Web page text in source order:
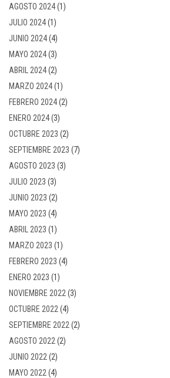
AGOSTO 2024(1)
JULIO 2024(1)
JUNIO 2024(4)
MAYO 2024(3)
ABRIL 2024(2)
MARZO 2024(1)
FEBRERO 2024(2)
ENERO 2024(3)
OCTUBRE 2023 (2)
SEPTIEMBRE 2023 (7)
AGOSTO 2023 (3)
JULIO 2023 (3)
JUNIO 2023 (2)
MAYO 2023 (4)
ABRIL 2023 (1)
MARZO 2023 (1)
FEBRERO 2023 (4)
ENERO 2023 (1)
NOVIEMBRE 2022 (3)
OCTUBRE 2022 (4)
SEPTIEMBRE 2022 (2)
AGOSTO 2022 (2)
JUNIO 2022 (2)
MAYO 2022 (4)